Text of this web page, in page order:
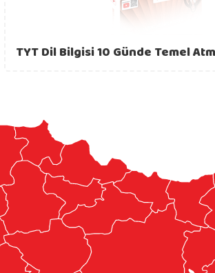
TYT Dil Bilgisi 10 Günde Temel